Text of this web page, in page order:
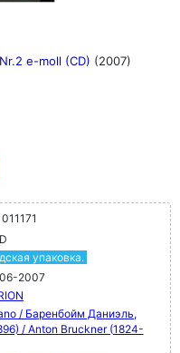
e-moll (CD) (2007)
упаковка.
2007
/ Баренбойм Даниэль,
/ Anton Bruckner (1824-